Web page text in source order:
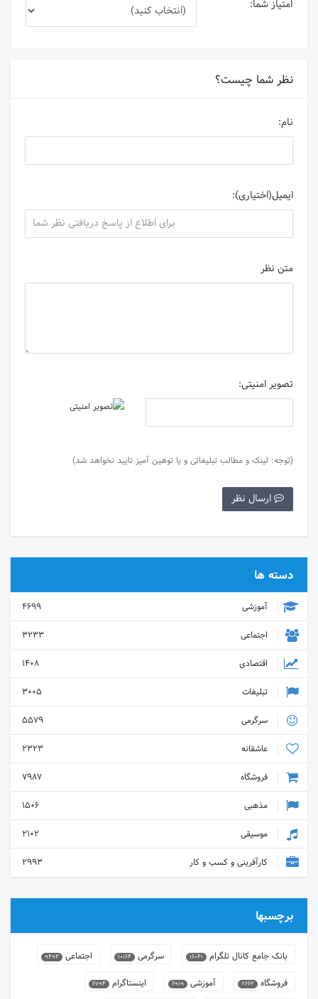
امتیاز شما:
نظر شما چیست؟
نام:
ایمیل(اختیاری):
متن نظر
تصویر امنیتی:
(توجه: لینک و مطالب تبلیغاتی و یا توهین آمیز تایید نخواهد شد)
دسته ها
آموزشی
4699
اجتماعی
3233
اقتصادی
1408
تبلیغات
3005
سرگرمی
5579
عاشقانه
2323
فروشگاه
7987
مذهبی
1506
موسیقی
2102
کارآفرینی و کسب و کار
2993
برچسبها
بانک جامع کانال تلگرام 16041 سرگرمی 10164 اجتماعی 9494
فروشگاه 8662 آموزشی 6919 اینستاگرام 6794